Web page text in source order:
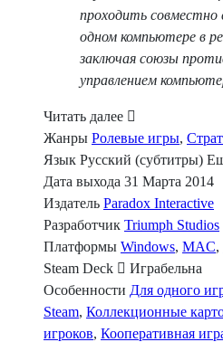
проходить совместно
одном компьютере в
заключая союзы
управлением
Читать далее
Жанры Ролевые игры,
Язык Русский (субтитры)
Дата выхода 31 Марта 2014
Издатель Paradox Interactive
Разработчик Triumph Studios
Платформы Windows, MAC,
Steam Deck
Играбельна
Особенности Для одного
Steam, Коллекционные
игроков, Кооперативная